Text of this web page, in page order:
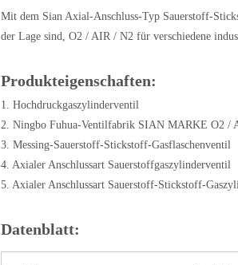
Mit dem Sian Axial-Anschluss-Typ Sauerstoff-
der Lage sind, O2 / AIR / N2 für verschiedene
Produkteigenschaften:
1. Hochdruckgaszylinderventil
2. Ningbo Fuhua-Ventilfabrik SIAN MARKE O2 /
3. Messing-Sauerstoff-Stickstoff-Gasflaschenventil
4. Axialer Anschlussart Sauerstoffgaszylinderventil
5. Axialer Anschlussart Sauerstoff-Stickstoff-
Datenblatt: